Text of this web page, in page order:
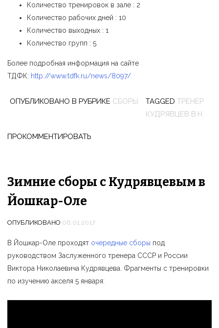
Количество тренировок в зале : 2
Количество рабочих дней : 10
Количество выходных : 1
Количество групп : 5
Более подробная информация на сайте
ТДФК: http://www.tdfk.ru/news/8097/
ОПУБЛИКОВАНО В РУБРИКЕ СБОРЫ TAGGED ТРЕНЕР
КУДРЯВЦЕВ В.Н.
ПРОКОММЕНТИРОВАТЬ
Зимние сборы с Кудрявцевым в
Йошкар-Оле
ОПУБЛИКОВАНО 06.01.2017
В Йошкар-Оле проходят очередные сборы под
руководством Заслуженного тренера СССР и России
Виктора Николаевича Кудрявцева. Фрагменты с тренировки
по изучению акселя 5 января: